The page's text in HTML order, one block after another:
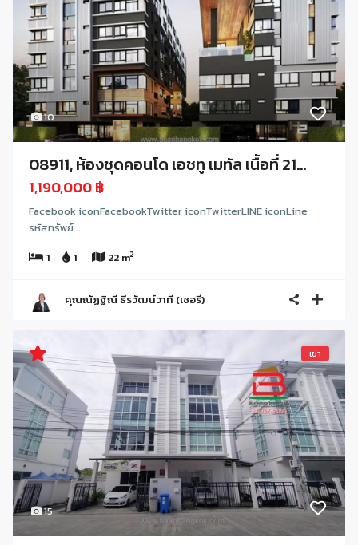
10
08911, ห้องชุดคอนโด เอชทู เมทัล เนื้อที่ 21...
1,190,000 ฿
Facebook iconFacebookTwitter iconTwitterLINE iconLine
รหัสทรัพย์ ...
1
1 22 m2
คุณณัฏฐิณี ธีรวัฒน์วาที (เชอรี่)
15
เช่า